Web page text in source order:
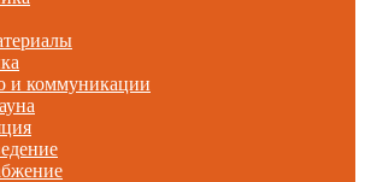
и коммуникации